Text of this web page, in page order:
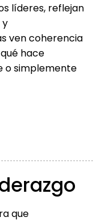
líderes, reflejan
y
ven coherencia
hace
o simplemente
que